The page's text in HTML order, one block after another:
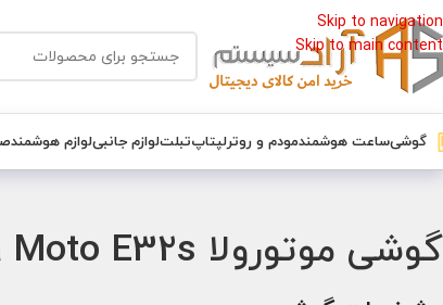
Skip to navigation
Skip to main content
گوشیساعت هوشمندمودم و روترلپتاپتبلتلوازم جانبیلوازم هوشمند
گوشی موتورولا Motorola Moto E32s حافظه 64 رم 4